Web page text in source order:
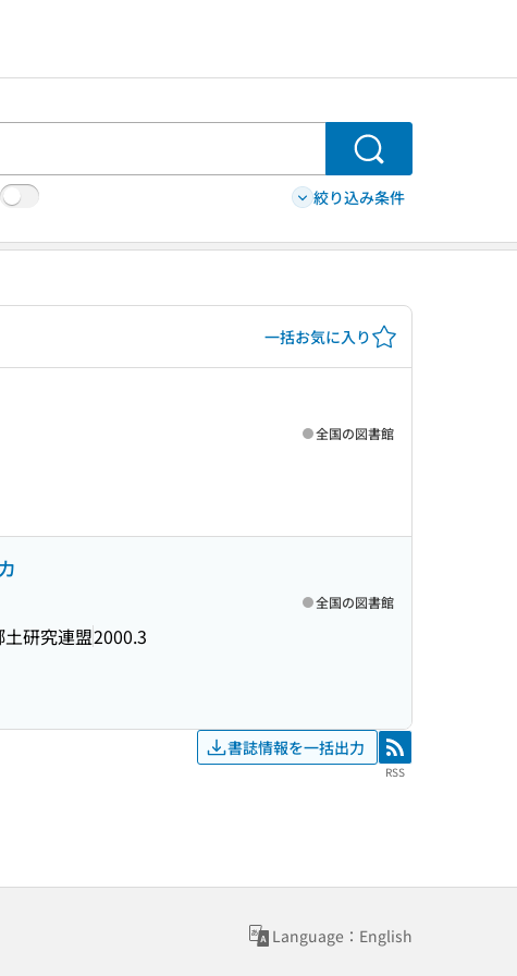
検索
絞り込み条件
一括お気に入り
全国の図書館
研究連盟2000.3
全国の図書館
書誌情報を一括出力 RSS
RSS
Language：English